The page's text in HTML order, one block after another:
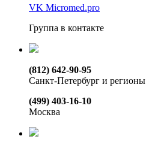
VK Micromed.pro
Группа в контакте
(812) 642-90-95
Санкт-Петербург и регионы
(499) 403-16-10
Москва